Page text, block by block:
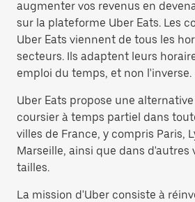
augmenter vos revenus en
sur la plateforme Uber Eats. Les
Uber Eats viennent de tous les
secteurs. Ils adaptent leurs
emploi du temps, et non l'inverse.
Uber Eats propose une
coursier à temps partiel dans
villes de France, y compris Paris,
Marseille, ainsi que dans
tailles.
La mission d'Uber consiste à